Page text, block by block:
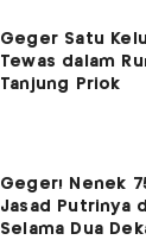
Geger Satu
Tewas dalam
Tanjung Priok
Geger! Nenek
Jasad Putrinya
Selama Dua